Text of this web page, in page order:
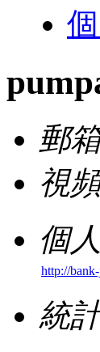
郵
視
個
http://
統